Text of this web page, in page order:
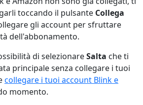
toccando il pulsante Collega
gli account per sfruttare
dell'abbonamento.
di selezionareSalta che ti
principale senza collegare i tuoi
collegare i tuoi account Blink e
momento.